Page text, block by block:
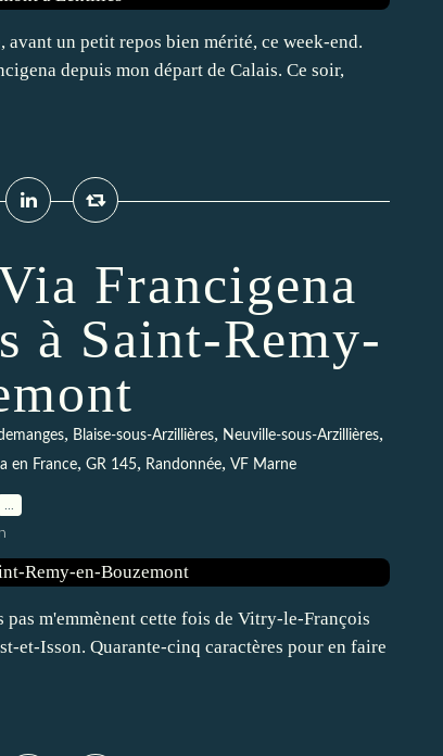
un petit repos bien mérité, ce week-end.
depuis mon départ de Calais. Ce soir,
Francigena
à Saint-Remy-
, Blaise-sous-Arzillières, Neuville-sous-Arzillières,
en France, GR 145, Randonnée, VF Marne
m'emmènent cette fois de Vitry-le-François
et-Isson. Quarante-cinq caractères pour en faire